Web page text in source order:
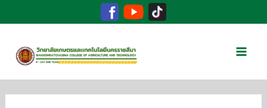
to
Facebook
TikTokYouTube